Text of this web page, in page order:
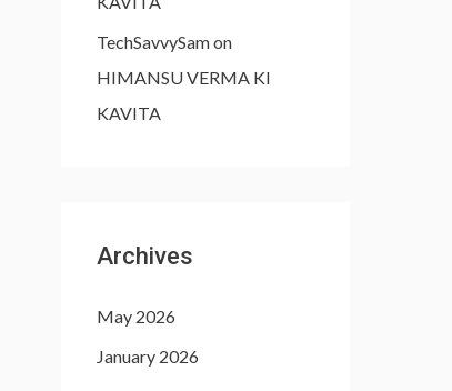
TechSavvySamon
HIMANSU VERMA KI
KAVITA
Archives
May 2026
January 2026